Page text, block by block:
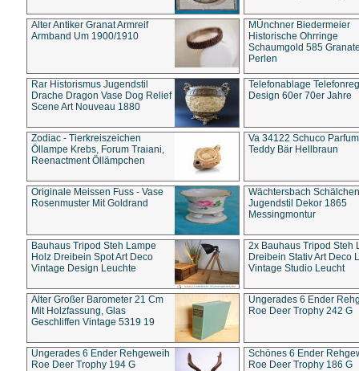
Alter Antiker Granat Armreif
Armband Um 1900/1910
MÜnchner Biedermeier
Historische Ohrringe
Schaumgold 585
Perlen
Rar Historismus Jugendstil
Drache Dragon Vase Dog Relief
Scene Art Nouveau 1880
Telefonablage
Design 60er 70er Jahre
Zodiac - Tierkreiszeichen
Öllampe Krebs, Forum Traiani,
Reenactment Öllämpchen
Va 34122 Schuco
Teddy Bär Hellbraun
Originale Meissen Fuss - Vase
Rosenmuster Mit Goldrand
Wächtersbach Schälchen
Jugendstil Dekor 1865
Messingmontur
Bauhaus Tripod Steh Lampe
Holz Dreibein Spot Art Deco
Vintage Design Leuchte
2x Bauhaus Tripod Steh
Dreibein Stativ Art Deco
Vintage Studio Leucht
Alter Großer Barometer 21 Cm
Mit Holzfassung, Glas
Geschliffen Vintage 5319 19
Ungerades 6 Ender
Roe Deer Trophy 242 G
Ungerades 6 Ender Rehgeweih
Roe Deer Trophy 194 G
Schönes 6 Ender
Roe Deer Trophy 186 G